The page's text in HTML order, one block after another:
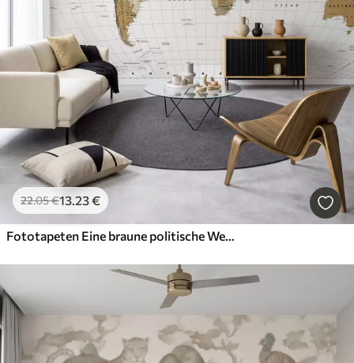
22.05€13.23€
Fototapeten Eine braune politische Weltkarte mit deutschen Flaggen